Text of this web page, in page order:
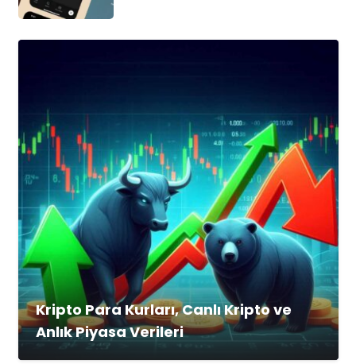
Kripto Para Kurları, Canlı Kripto ve
Anlık Piyasa Verileri